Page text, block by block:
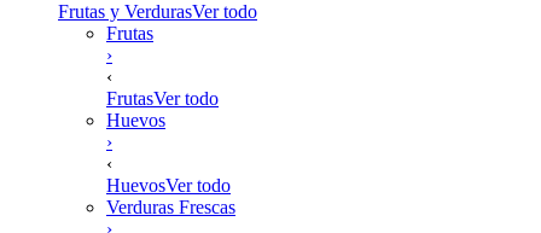
Frutas y VerdurasVer todo
Frutas
›
‹
FrutasVer todo
Huevos
›
‹
HuevosVer todo
Verduras Frescas
›